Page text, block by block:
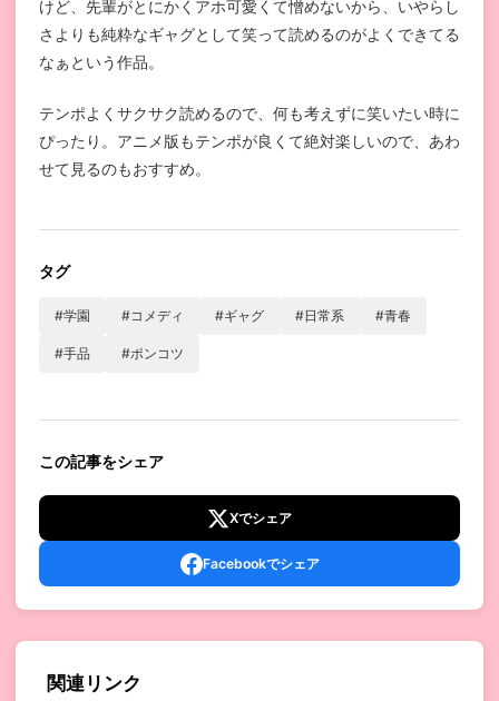
けど、先輩がとにかくアホ可愛くて憎めないから、いやらし
さよりも純粋なギャグとして笑って読めるのがよくできてる
なぁという作品。
テンポよくサクサク読めるので、何も考えずに笑いたい時に
ぴったり。アニメ版もテンポが良くて絶対楽しいので、あわ
せて見るのもおすすめ。
タグ
#学園 #コメディ #ギャグ #日常系 #青春
#手品 #ポンコツ
この記事をシェア
Xでシェア
Facebookでシェア
関連リンク